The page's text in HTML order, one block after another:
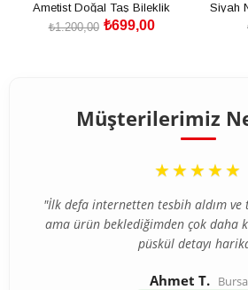
Ametist Doğal Taş Bileklik
₺699,00
₺1.200,00
Siyah
Müşterilerimiz
“
★★★★★
"İlk defa internetten tesbih aldım ve
ama ürün beklediğimden çok daha
püskül detayı
Ahmet T. Bursa